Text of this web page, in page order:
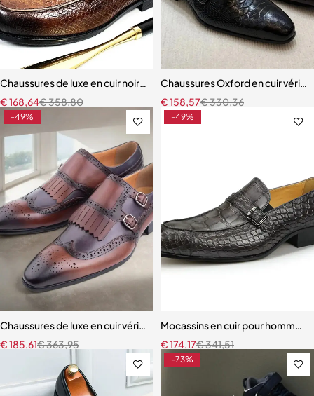
Chaussures de luxe en cuir noir pour hommes, mocassins à bascule
€358,80
€168,64
Chaussures Oxford en cuir
€330,36
€158,57
-49%
Chaussures de luxe en cuir véritable à lacets pour hommes
€363,95
€185,61
-49%
Mocassins en cuir pour hommes
€341,51
€174,17
-73%